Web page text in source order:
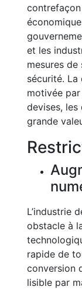
et les
mesures
sécurité. La
motivée
devises,
grande
L’industrie
obstacle à
rapide de
conversion
lisible par